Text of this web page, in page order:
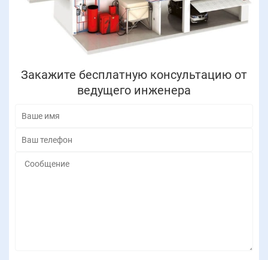
Закажите бесплатную консультацию от
ведущего инженера